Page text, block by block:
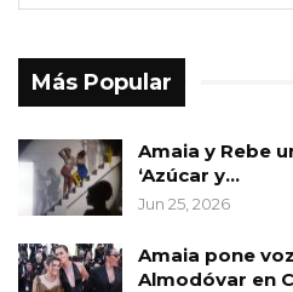
Más Popular
Amaia y Rebe
‘Azúcar y…
Jun 25, 2026
Amaia pone
Almodóvar en